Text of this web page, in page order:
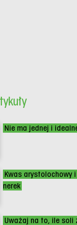
Nie ma jednej i
Kwas arystolochowy
nerek
Uważaj na to, ile soli